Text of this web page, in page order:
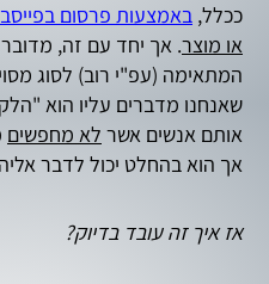
ככלל, באמצעות פרסום
או מוצר. אך יחד עם זה,
המתאימה (עפ"י רוב) לסוג
שאנחנו מדברים עליו הוא
אותם אנשים אשר לא מחפשים
אך הוא בהחלט יכול לדבר
אז איך זה עובד בדיוק?